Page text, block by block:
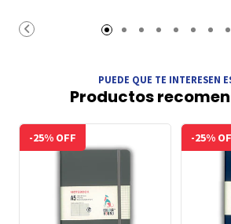
PUEDE QUE TE INTERESEN
Productos
-25% OFF -25%